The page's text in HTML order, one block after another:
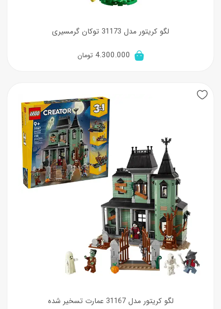
لگو کریتور مدل 31173 توکان گرمسیری
4.300.000 تومان
لگو کریتور مدل 31167 عمارت تسخیر شده